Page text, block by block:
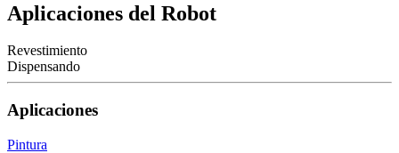
Aplicaciones del Robot
Revestimiento
Dispensando
Aplicaciones
Pintura